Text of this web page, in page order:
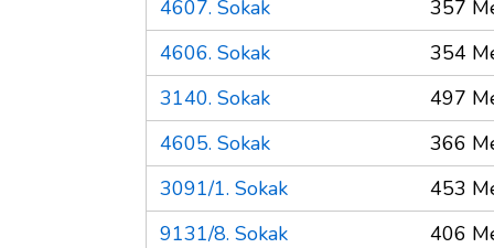
4607. Sokak
357
4606. Sokak
354
3140. Sokak
497
4605. Sokak
366
3091/1. Sokak
453
9131/8. Sokak
406